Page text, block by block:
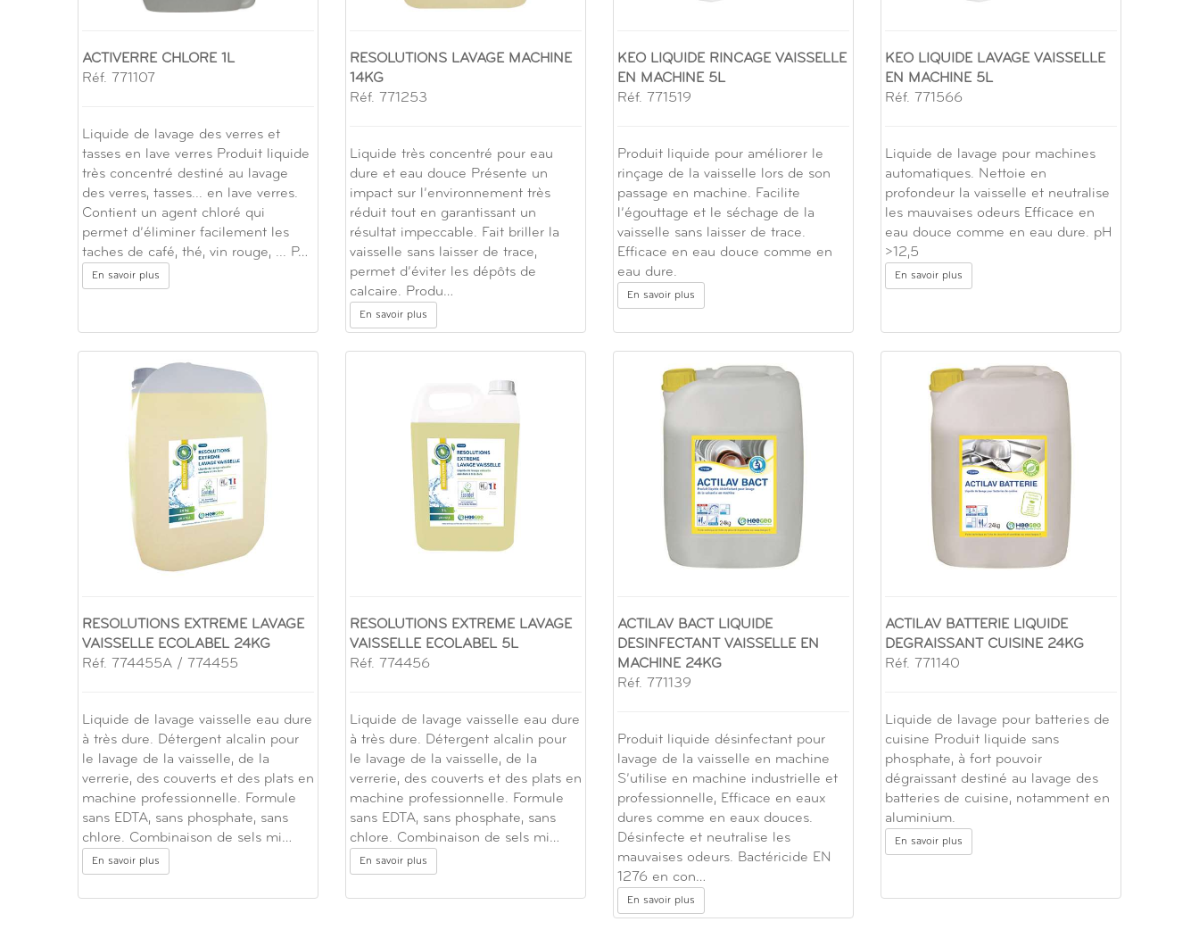
ACTIVERRE CHLORE 1L
Réf. 771107
Liquide de lavage des verres et
tasses en lave verres Produit liquide
très concentré destiné au lavage
des verres, tasses... en lave verres.
Contient un agent chloré qui
permet d’éliminer facilement les
taches de café, thé, vin rouge, ... P…
En savoir plus
RESOLUTIONS LAVAGE MACHINE
14KG
Réf. 771253
Liquide très concentré pour eau
dure et eau douce Présente un
impact sur l’environnement très
réduit tout en garantissant un
résultat impeccable. Fait briller la
vaisselle sans laisser de trace,
permet d’éviter les dépôts de
calcaire. Produ…
En savoir plus
KEO LIQUIDE RINCAGE VAISSELLE
EN MACHINE 5L
Réf. 771519
Produit liquide pour améliorer le
rinçage de la vaisselle lors de son
passage en machine. Facilite
l’égouttage et le séchage de la
vaisselle sans laisser de trace.
Efficace en eau douce comme en
eau dure.
En savoir plus
KEO LIQUIDE LAVAGE VAISSELLE
EN MACHINE 5L
Réf. 771566
Liquide de lavage pour machines
automatiques. Nettoie en
profondeur la vaisselle et neutralise
les mauvaises odeurs Efficace en
eau douce comme en eau dure. pH
>12,5
En savoir plus
RESOLUTIONS EXTREME LAVAGE
VAISSELLE ECOLABEL 24KG
Réf. 774455A / 774455
Liquide de lavage vaisselle eau dure
à très dure. Détergent alcalin pour
le lavage de la vaisselle, de la
verrerie, des couverts et des plats en
machine professionnelle. Formule
sans EDTA, sans phosphate, sans
chlore. Combinaison de sels mi…
En savoir plus
RESOLUTIONS EXTREME LAVAGE
VAISSELLE ECOLABEL 5L
Réf. 774456
Liquide de lavage vaisselle eau dure
à très dure. Détergent alcalin pour
le lavage de la vaisselle, de la
verrerie, des couverts et des plats en
machine professionnelle. Formule
sans EDTA, sans phosphate, sans
chlore. Combinaison de sels mi…
En savoir plus
ACTILAV BACT LIQUIDE
DESINFECTANT VAISSELLE EN
MACHINE 24KG
Réf. 771139
Produit liquide désinfectant pour
lavage de la vaisselle en machine
S’utilise en machine industrielle et
professionnelle, Efficace en eaux
dures comme en eaux douces.
Désinfecte et neutralise les
mauvaises odeurs. Bactéricide EN
1276 en con…
En savoir plus
ACTILAV BATTERIE LIQUIDE
DEGRAISSANT CUISINE 24KG
Réf. 771140
Liquide de lavage pour batteries de
cuisine Produit liquide sans
phosphate, à fort pouvoir
dégraissant destiné au lavage des
batteries de cuisine, notamment en
aluminium.
En savoir plus